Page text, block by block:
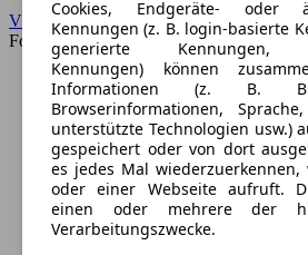
VW
Forum
Cookies, Endgeräte- oder
Kennungen (z. B. login-basierte
generierte Kennungen,
Kennungen) können
Informationen (z. B.
Browserinformationen,
unterstützte Technologien usw.)
gespeichert oder von dort
es jedes Mal
oder einer Webseite aufruft.
einen oder mehrere der
Verarbeitungszwecke.